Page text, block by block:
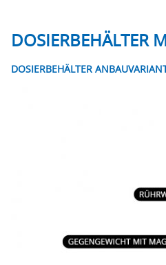
DOSIERBEHÄLTER
DOSIERBEHÄLTER